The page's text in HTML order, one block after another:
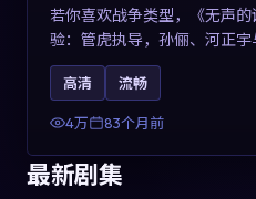
若你喜欢战争类型，《无声
验：管虎执导，孙俪、河正宇
2019年于澳大利亚上映，内
与个体关系，关键词包含高
转，适合检索「2019战争」
高清 流畅
4万 83个月前
最新剧集